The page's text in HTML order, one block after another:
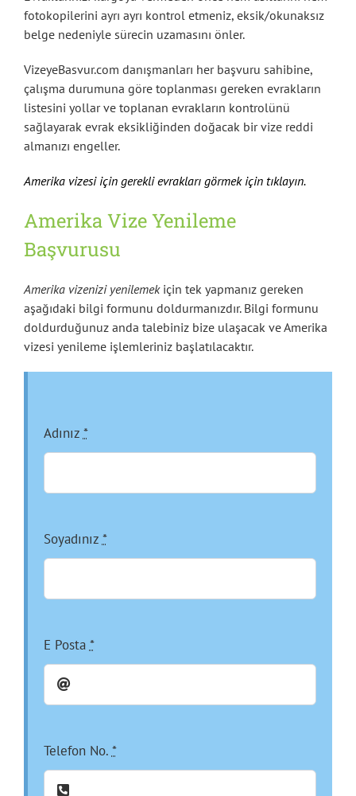
fotokopilerini ayrı ayrı kontrol etmeniz, eksik/okunaksız
belge nedeniyle sürecin uzamasını önler.
VizeyeBasvur.com danışmanları her başvuru sahibine,
çalışma durumuna göre toplanması gereken evrakların
listesini yollar ve toplanan evrakların kontrolünü
sağlayarak evrak eksikliğinden doğacak bir vize reddi
almanızı engeller.
Amerika vizesi için gerekli evrakları görmek için tıklayın.
Amerika Vize Yenileme
Başvurusu
Amerika vizenizi yenilemekiçin tek yapmanız gereken
aşağıdaki bilgi formunu doldurmanızdır. Bilgi formunu
doldurduğunuz anda talebiniz bize ulaşacak ve Amerika
vizesi yenileme işlemleriniz başlatılacaktır.
Adınız *
Soyadınız *
E Posta *
Telefon No. *